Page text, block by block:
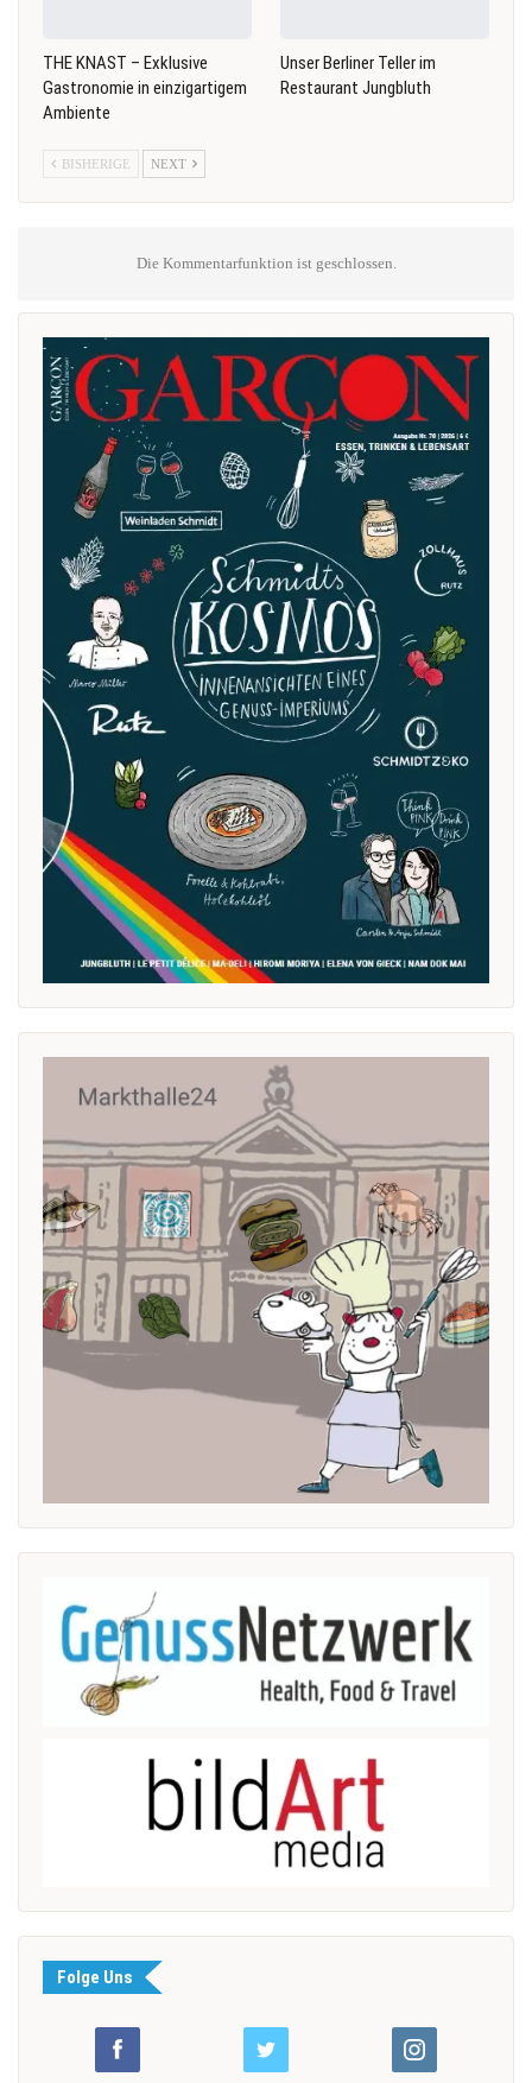
THE KNAST – Exklusive
Gastronomie in einzigartigem
Ambiente
Unser Berliner Teller im
Restaurant Jungbluth
BISHERIGE NEXT
Die Kommentarfunktion ist geschlossen.
Folge Uns